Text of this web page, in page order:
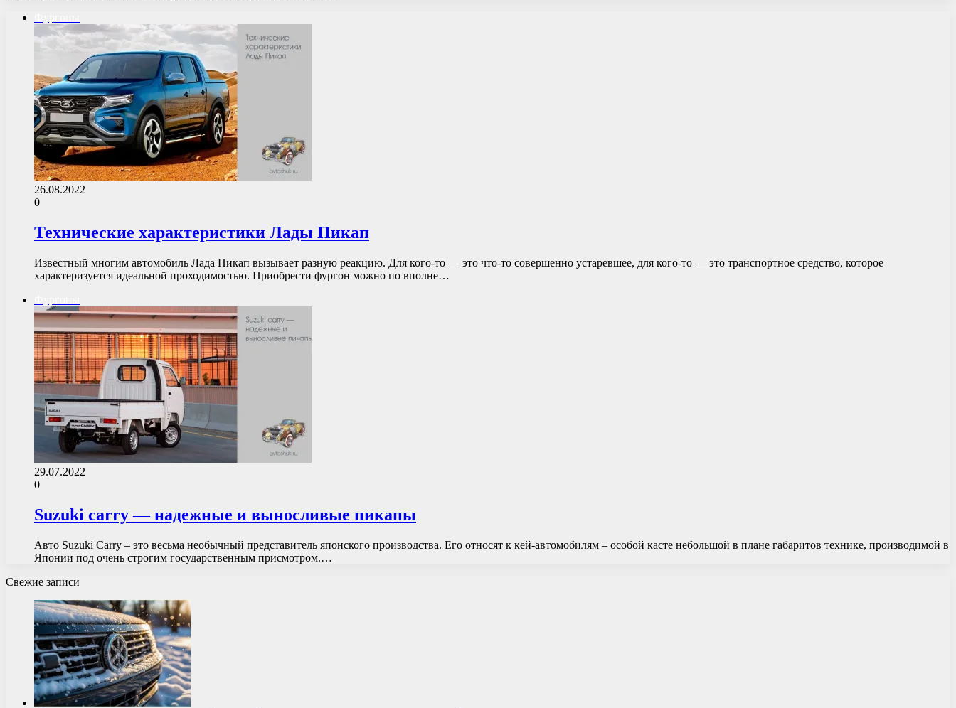
26.08.2022
0
Технические характеристики Лады Пикап
Известный многим автомобиль Лада Пикап вызывает разную реакцию. Для кого-то — это что-то совершенно устаревшее, для кого-то — это транспортное средство, которое
характеризуется идеальной проходимостью. Приобрести фургон можно по вполне…
29.07.2022
0
Suzuki carry — надежные и выносливые пикапы
Авто Suzuki Carry – это весьма необычный представитель японского производства. Его относят к кей-автомобилям – особой касте небольшой в плане габаритов технике, производимой в
Японии под очень строгим государственным присмотром.…
Свежие записи